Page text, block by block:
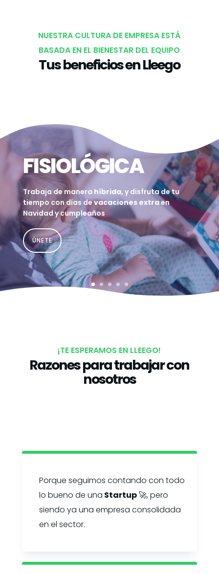
NUESTRA CULTURA DE EMPRESA ESTÁ
BASADA EN EL BIENESTAR DEL EQUIPO
Tus beneficios en Lleego
FISIOLÓGICA
Trabaja de manera híbrida, y disfruta de tu
tiempo con días devacaciones extraen
Navidad y cumpleaños
ÚNETE
¡TE ESPERAMOS EN LLEEGO!
Razones para trabajar con
nosotros
Porque seguimos contando con todo
lo bueno de una Startup🚀, pero
siendo ya una empresa consolidada
en el sector.